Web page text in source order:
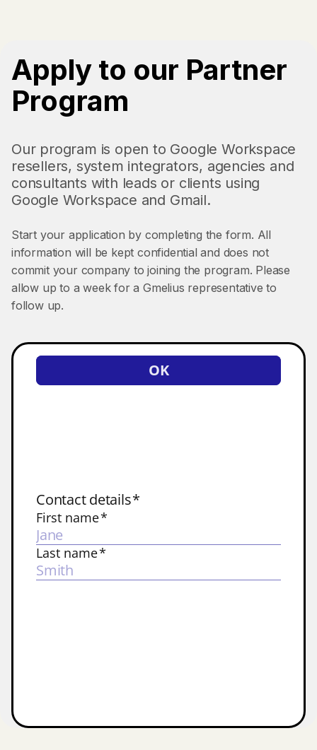
Gmail で10,000以上のチームが利用中
Apply to our Partner
Program
Our program is open to Google Workspace
resellers, system integrators, agencies and
consultants with leads or clients using
Google Workspace and Gmail.
Start your application by completing the form. All
information will be kept confidential and does not
commit your company to joining the program. Please
allow up to a week for a Gmelius representative to
follow up.